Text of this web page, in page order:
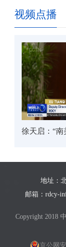
视频点播
徐天启：“南
地址：
邮箱：rdcy-
Copyright 2018
京公网